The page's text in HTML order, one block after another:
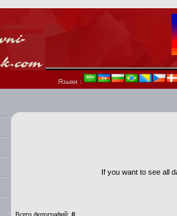
Языки :
If you want to see all
Всего фотографий: 0